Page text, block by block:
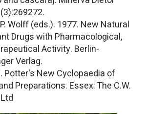
Wolff (eds.). 1977. New Natural
Drugs with Pharmacological,
Activity. Berlin-
Verlag.
Potter's New Cyclopaedia of
Preparations. Essex: The C.W.